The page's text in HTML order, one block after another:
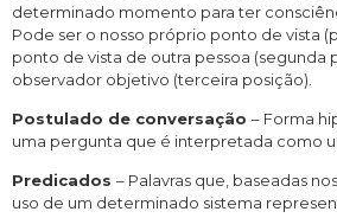
determinado momento para ter
Pode ser o nosso próprio ponto de vista
ponto de vista de outra pessoa (segunda
observador objetivo (terceira posição).
Postulado de conversação – Forma
uma pergunta que é interpretada como
Predicados – Palavras que, baseadas
uso de um determinado sistema